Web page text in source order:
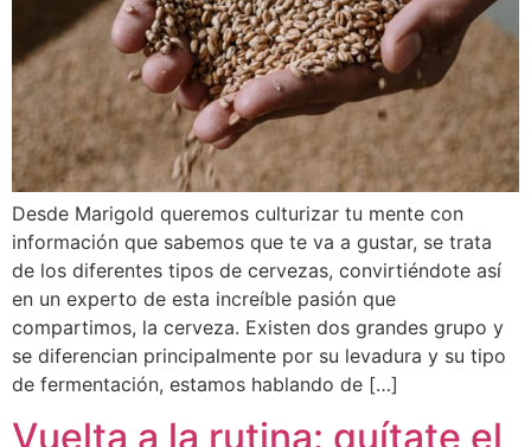
Desde Marigold queremos culturizar tu mente con
información que sabemos que te va a gustar, se trata
de los diferentes tipos de cervezas, convirtiéndote así
en un experto de esta increíble pasión que
compartimos, la cerveza. Existen dos grandes grupo y
se diferencian principalmente por su levadura y su tipo
de fermentación, estamos hablando de […]
Vuelta a la rutina: quítate el